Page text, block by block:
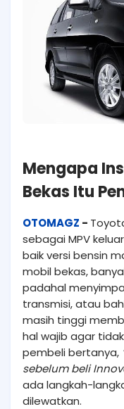
Mengapa
Bekas Itu
OTOMAGZ -
sebagai MPV
baik versi bensin
mobil bekas,
padahal
transmisi, atau
masih tinggi
hal wajib agar
pembeli bertanya,
sebelum beli
ada langkah-
dilewatkan.